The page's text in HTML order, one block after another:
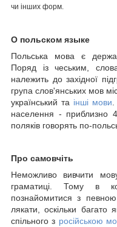
чи інших форм.
О польском языке
Польська мова є
Поряд із чеським,
належить до західної
група слов'янських мов
український та інші мови.
населення - приблизно
поляків говорять по-
Про самовчіть
Неможливо вивчити
граматиці. Тому в
познайомитися з
лякати, оскільки
спільного з російською